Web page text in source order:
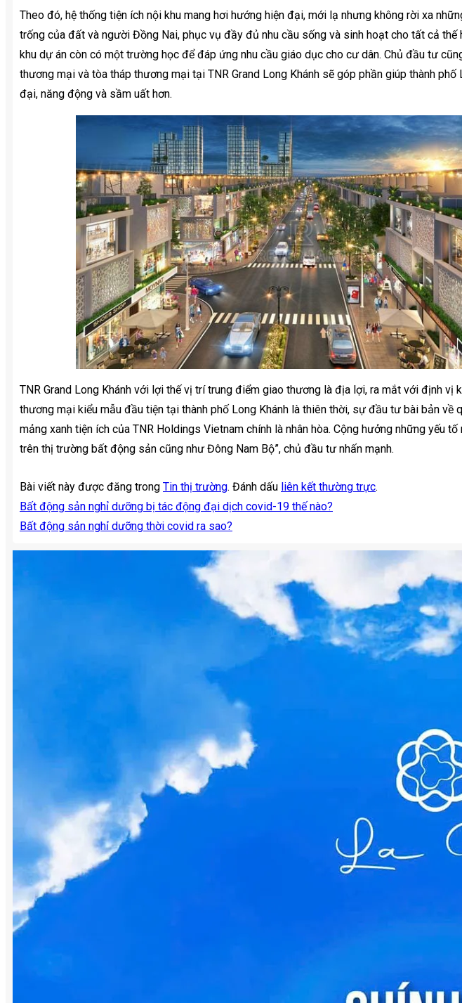
Theo đó, hệ thống tiện ích nội khu mang hơi hướng hiện đại, mới lạ nhưng không rời xa
trống của đất và người Đồng Nai, phục vụ đầy đủ nhu cầu sống và sinh hoạt cho tất cả thế
khu dự án còn có một trường học để đáp ứng nhu cầu giáo dục cho cư dân. Chủ đầu tư
thương mại và tòa tháp thương mại tại TNR Grand Long Khánh sẽ góp phần giúp thành phố
đại, năng động và sầm uất hơn.
TNR Grand Long Khánh với lợi thế vị trí trung điểm giao thương là địa lợi, ra mắt với định vị
thương mại kiểu mẫu đầu tiện tại thành phố Long Khánh là thiên thời, sự đầu tư bài bản về
mảng xanh tiện ích của TNR Holdings Vietnam chính là nhân hòa. Cộng hưởng những yếu
trên thị trường bất động sản cũng như Đông Nam Bộ”, chủ đầu tư nhấn mạnh.
Bài viết này được đăng trong Tin thị trường. Đánh dấu liên kết thường trực.
Bất động sản nghỉ dưỡng bị tác động đại dịch covid-19 thế nào?
Bất động sản nghỉ dưỡng thời covid ra sao?